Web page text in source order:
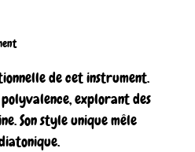
de cet instrument.
explorant des
Son style unique mêle